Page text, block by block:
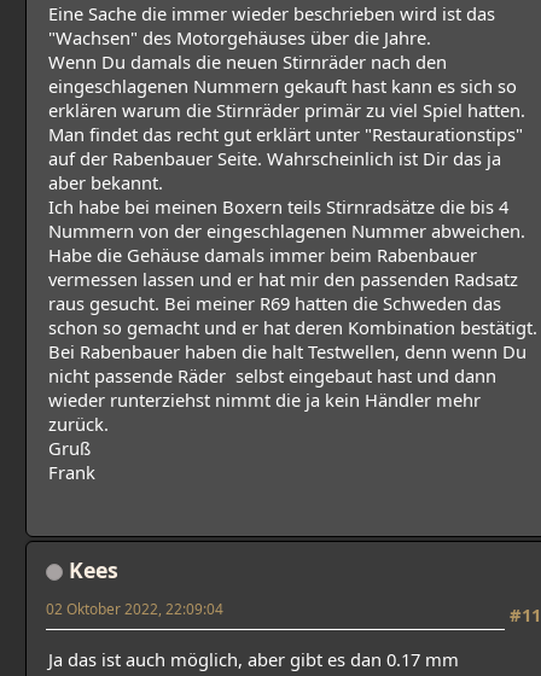
Eine Sache die immer wieder beschrieben wird ist das
"Wachsen" des Motorgehäuses über die Jahre.
Wenn Du damals die neuen Stirnräder nach den
eingeschlagenen Nummern gekauft hast kann es sich so
erklären warum die Stirnräder primär zu viel Spiel hatten.
Man findet das recht gut erklärt unter "Restaurationstips"
auf der Rabenbauer Seite. Wahrscheinlich ist Dir das ja
aber bekannt.
Ich habe bei meinen Boxern teils Stirnradsätze die bis 4
Nummern von der eingeschlagenen Nummer abweichen.
Habe die Gehäuse damals immer beim Rabenbauer
vermessen lassen und er hat mir den passenden Radsatz
raus gesucht. Bei meiner R69 hatten die Schweden das
schon so gemacht und er hat deren Kombination bestätigt.
Bei Rabenbauer haben die halt Testwellen, denn wenn Du
nicht passende Räder selbst eingebaut hast und dann
wieder runterziehst nimmt die ja kein Händler mehr
zurück.
Gruß
Frank
Kees
#11
02 Oktober 2022, 22:09:04
Ja das ist auch möglich, aber gibt es dan 0.17 mm